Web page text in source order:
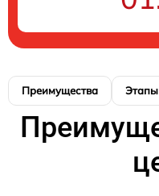
Преимущества